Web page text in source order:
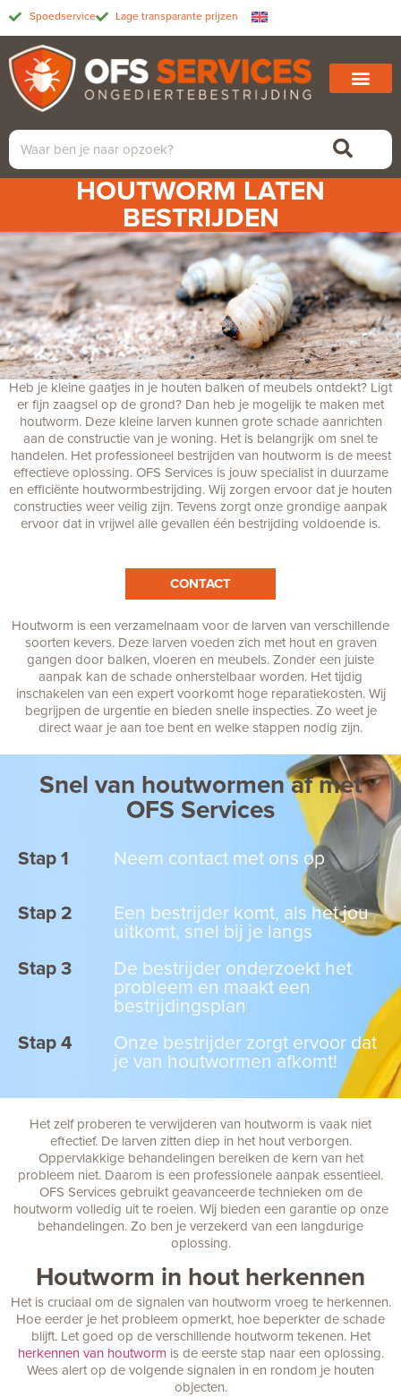
Spoedservice Lage transparante prijzen
HOUTWORM LATEN
BESTRIJDEN
Heb je kleine gaatjes in je houten balken of meubels ontdekt? Ligt
er fijn zaagsel op de grond? Dan heb je mogelijk te maken met
houtworm. Deze kleine larven kunnen grote schade aanrichten
aan de constructie van je woning. Het is belangrijk om snel te
handelen. Het professioneel bestrijden van houtworm is de meest
effectieve oplossing. OFS Services is jouw specialist in duurzame
en efficiënte houtwormbestrijding. Wij zorgen ervoor dat je houten
constructies weer veilig zijn. Tevens zorgt onze grondige aanpak
ervoor dat in vrijwel alle gevallen één bestrijding voldoende is.
CONTACT
Houtworm is een verzamelnaam voor de larven van verschillende
soorten kevers. Deze larven voeden zich met hout en graven
gangen door balken, vloeren en meubels. Zonder een juiste
aanpak kan de schade onherstelbaar worden. Het tijdig
inschakelen van een expert voorkomt hoge reparatiekosten. Wij
begrijpen de urgentie en bieden snelle inspecties. Zo weet je
direct waar je aan toe bent en welke stappen nodig zijn.
Het zelf proberen te verwijderen van houtworm is vaak niet
effectief. De larven zitten diep in het hout verborgen.
Oppervlakkige behandelingen bereiken de kern van het
probleem niet. Daarom is een professionele aanpak essentieel.
OFS Services gebruikt geavanceerde technieken om de
houtworm volledig uit te roeien. Wij bieden een garantie op onze
behandelingen. Zo ben je verzekerd van een langdurige
oplossing.
Houtworm in hout herkennen
Het is cruciaal om de signalen van houtworm vroeg te herkennen.
Hoe eerder je het probleem opmerkt, hoe beperkter de schade
blijft. Let goed op de verschillende houtworm tekenen. Het
herkennen van houtworm is de eerste stap naar een oplossing.
Wees alert op de volgende signalen in en rondom je houten
objecten.
Snel van houtwormen af met
OFS Services
Stap 1 Neem contact met ons op
Stap 2
Een bestrijder komt, als het jou
uitkomt, snel bij je langs
Stap 3
De bestrijder onderzoekt het
probleem en maakt een
bestrijdingsplan
Stap 4
Onze bestrijder zorgt ervoor dat
je van houtwormen afkomt!